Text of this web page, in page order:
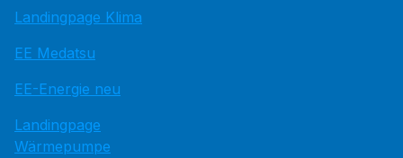
Landingpage Klima
EE Medatsu
EE-Energie neu
Landingpage
Wärmepumpe